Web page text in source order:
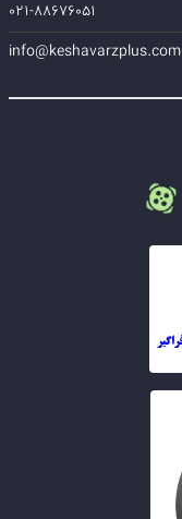
۰۲۱-۸۸۶۷۶۰۵۱
info@keshavarzplus.com